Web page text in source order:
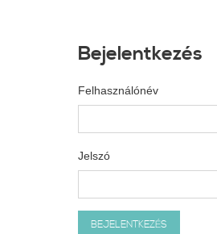
Bejelentkezés
Felhasználónév
Jelszó